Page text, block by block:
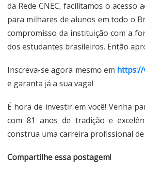
da Rede CNEC, facilitamos o acesso
para milhares de alunos em todo o
compromisso da instituição com a
dos estudantes brasileiros. Então
Inscreva-se agora mesmo em https://
e garanta já a sua vaga!
É hora de investir em você! Venha
com 81 anos de tradição e
construa uma carreira profissional de
Compartilhe essa postagem!